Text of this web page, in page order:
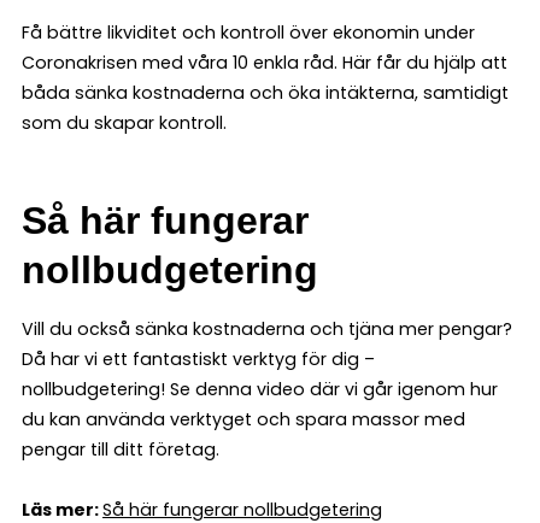
Få bättre likviditet och kontroll över ekonomin under
Coronakrisen med våra 10 enkla råd. Här får du hjälp att
båda sänka kostnaderna och öka intäkterna, samtidigt
som du skapar kontroll.
Så här fungerar
nollbudgetering
Vill du också sänka kostnaderna och tjäna mer pengar?
Då har vi ett fantastiskt verktyg för dig –
nollbudgetering! Se denna video där vi går igenom hur
du kan använda verktyget och spara massor med
pengar till ditt företag.
Läs mer:Så här fungerar nollbudgetering